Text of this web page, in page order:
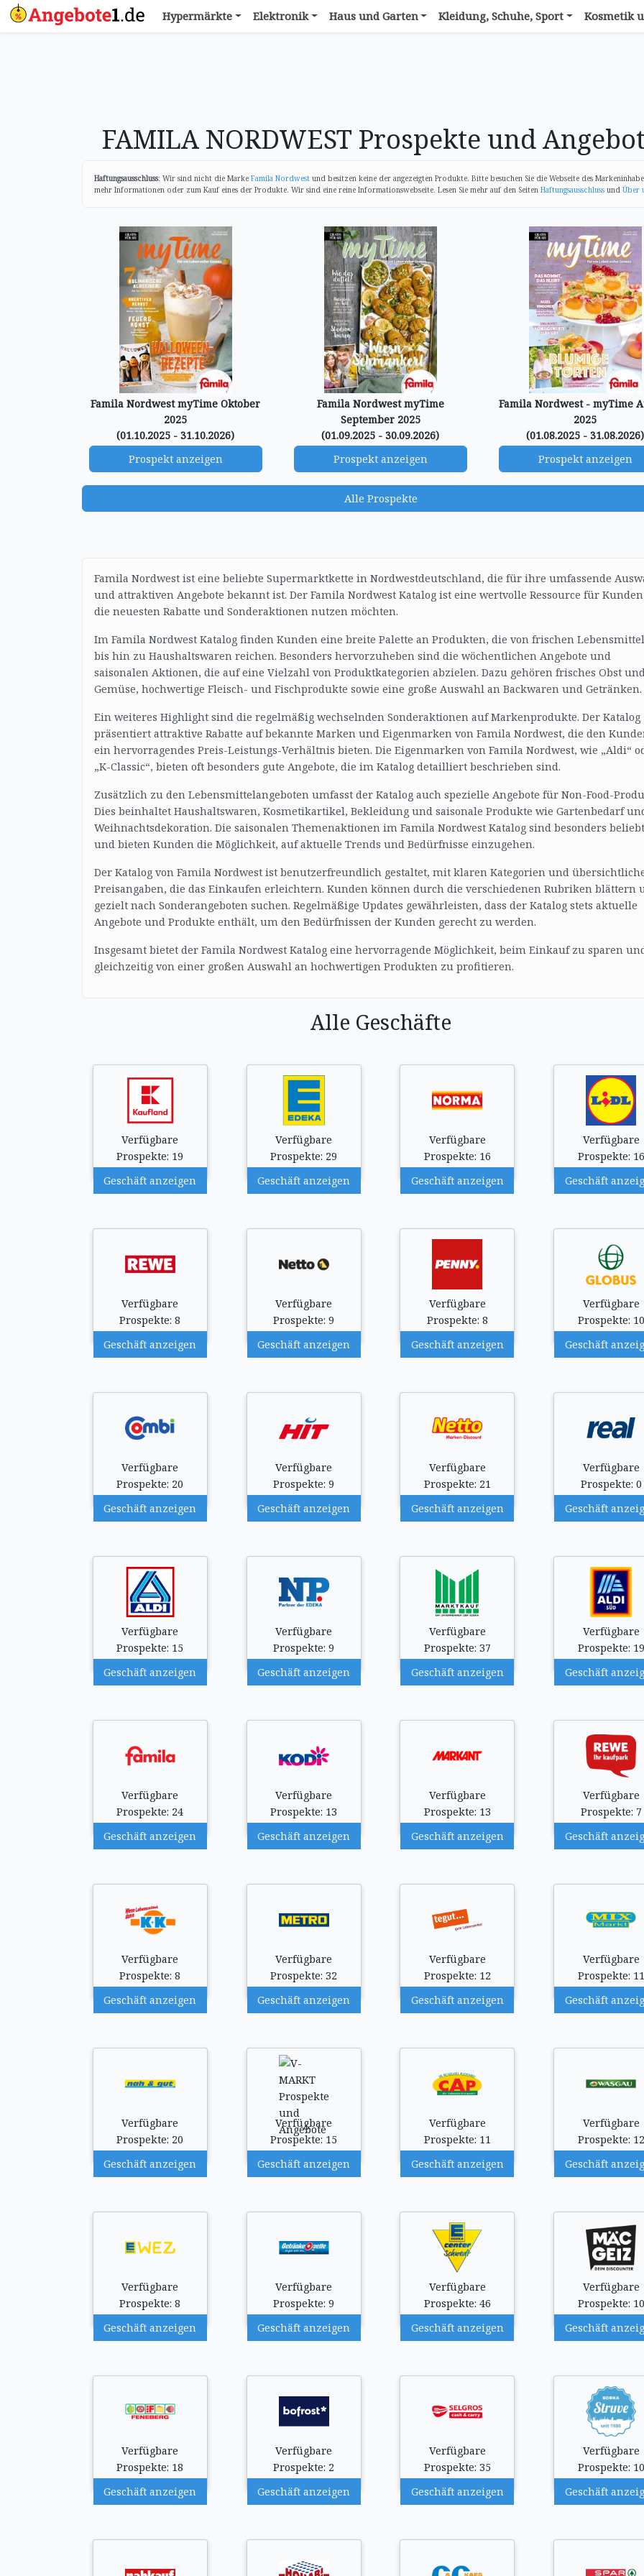
Hypermärkte Elektronik Haus und Garten Kleidung, Schuhe, Sport Kosmetik
FAMILA NORDWEST Prospekte und
Haftungsausschluss: Wir sind nicht die Marke Famila Nordwest und besitzen keine der angezeigten Produkte. Bitte besuchen Sie die Webseite des
mehr Informationen oder zum Kauf eines der Produkte. Wir sind eine reine Informationswebseite. Lesen Sie mehr auf den Seiten Haftungsausschluss und Über
Famila Nordwest myTime Oktober
2025
(01.10.2025 - 31.10.2026)
Prospekt anzeigen
Famila Nordwest myTime
September 2025
(01.09.2025 - 30.09.2026)
Prospekt anzeigen
Famila Nordwest - myTime
2025
(01.08.2025 - 31.08.2026)
Prospekt anzeigen
Alle Prospekte
Famila Nordwest ist eine beliebte Supermarktkette in Nordwestdeutschland, die für ihre umfassende
und attraktiven Angebote bekannt ist. Der Famila Nordwest Katalog ist eine wertvolle Ressource für
die neuesten Rabatte und Sonderaktionen nutzen möchten.
Im Famila Nordwest Katalog finden Kunden eine breite Palette an Produkten, die von frischen
bis hin zu Haushaltswaren reichen. Besonders hervorzuheben sind die wöchentlichen Angebote und
saisonalen Aktionen, die auf eine Vielzahl von Produktkategorien abzielen. Dazu gehören frisches Obst
Gemüse, hochwertige Fleisch- und Fischprodukte sowie eine große Auswahl an Backwaren und Getränken.
Ein weiteres Highlight sind die regelmäßig wechselnden Sonderaktionen auf Markenprodukte. Der Katalog
präsentiert attraktive Rabatte auf bekannte Marken und Eigenmarken von Famila Nordwest, die den
ein hervorragendes Preis-Leistungs-Verhältnis bieten. Die Eigenmarken von Famila Nordwest, wie „Aldi“
„K-Classic“, bieten oft besonders gute Angebote, die im Katalog detailliert beschrieben sind.
Zusätzlich zu den Lebensmittelangeboten umfasst der Katalog auch spezielle Angebote für Non-Food-
Dies beinhaltet Haushaltswaren, Kosmetikartikel, Bekleidung und saisonale Produkte wie Gartenbedarf
Weihnachtsdekoration. Die saisonalen Themenaktionen im Famila Nordwest Katalog sind besonders beliebt
und bieten Kunden die Möglichkeit, auf aktuelle Trends und Bedürfnisse einzugehen.
Der Katalog von Famila Nordwest ist benutzerfreundlich gestaltet, mit klaren Kategorien und
Preisangaben, die das Einkaufen erleichtern. Kunden können durch die verschiedenen Rubriken blättern
gezielt nach Sonderangeboten suchen. Regelmäßige Updates gewährleisten, dass der Katalog stets aktuelle
Angebote und Produkte enthält, um den Bedürfnissen der Kunden gerecht zu werden.
Insgesamt bietet der Famila Nordwest Katalog eine hervorragende Möglichkeit, beim Einkauf zu sparen
gleichzeitig von einer großen Auswahl an hochwertigen Produkten zu profitieren.
Alle Geschäfte
Verfügbare
Prospekte: 19
Geschäft anzeigen
Verfügbare
Prospekte: 29
Geschäft anzeigen
Verfügbare
Prospekte: 16
Geschäft anzeigen
Verfügbare
Prospekte: 16
Geschäft
Verfügbare
Prospekte: 8
Geschäft anzeigen
Verfügbare
Prospekte: 9
Geschäft anzeigen
Verfügbare
Prospekte: 8
Geschäft anzeigen
Verfügbare
Prospekte: 10
Geschäft
Verfügbare
Prospekte: 20
Geschäft anzeigen
Verfügbare
Prospekte: 9
Geschäft anzeigen
Verfügbare
Prospekte: 21
Geschäft anzeigen
Verfügbare
Prospekte: 0
Geschäft
Verfügbare
Prospekte: 15
Geschäft anzeigen
Verfügbare
Prospekte: 9
Geschäft anzeigen
Verfügbare
Prospekte: 37
Geschäft anzeigen
Verfügbare
Prospekte: 19
Geschäft
Verfügbare
Prospekte: 24
Geschäft anzeigen
Verfügbare
Prospekte: 13
Geschäft anzeigen
Verfügbare
Prospekte: 13
Geschäft anzeigen
Verfügbare
Prospekte: 7
Geschäft
Verfügbare
Prospekte: 8
Geschäft anzeigen
Verfügbare
Prospekte: 32
Geschäft anzeigen
Verfügbare
Prospekte: 12
Geschäft anzeigen
Verfügbare
Prospekte: 11
Geschäft
Verfügbare
Prospekte: 20
Geschäft anzeigen
Verfügbare
Prospekte: 15
Geschäft anzeigen
Verfügbare
Prospekte: 11
Geschäft anzeigen
Verfügbare
Prospekte: 12
Geschäft
Verfügbare
Prospekte: 8
Geschäft anzeigen
Verfügbare
Prospekte: 9
Geschäft anzeigen
Verfügbare
Prospekte: 46
Geschäft anzeigen
Verfügbare
Prospekte: 10
Geschäft
Verfügbare
Prospekte: 18
Geschäft anzeigen
Verfügbare
Prospekte: 2
Geschäft anzeigen
Verfügbare
Prospekte: 35
Geschäft anzeigen
Verfügbare
Prospekte: 10
Geschäft